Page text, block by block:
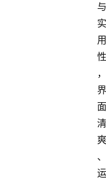
与
实
用
性
，
界
面
清
爽
、
运